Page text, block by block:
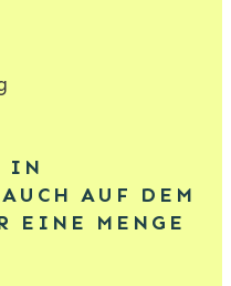
IN
AUF DEM
EINE MENGE